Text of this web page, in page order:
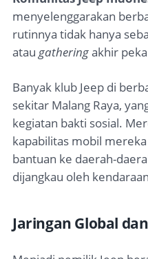
menyelenggarakan
rutinnya tidak hanya
atau gatheringakhir
Banyak klub Jeep di
sekitar Malang Raya,
kegiatan bakti sosial.
kapabilitas mobil
bantuan ke daerah-
dijangkau oleh
Jaringan Global